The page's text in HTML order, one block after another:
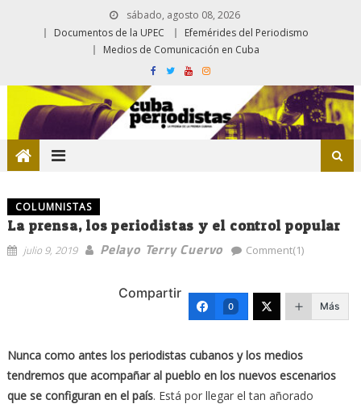
sábado, agosto 08, 2026
Documentos de la UPEC
Efemérides del Periodismo
Medios de Comunicación en Cuba
COLUMNISTAS
La prensa, los periodistas y el control popular
julio 9, 2019 Pelayo Terry Cuervo Comment(1)
Compartir
0 Más
Nunca como antes los periodistas cubanos y los medios
tendremos que acompañar al pueblo en los nuevos escenarios
que se configuran en el país. Está por llegar el tan añorado